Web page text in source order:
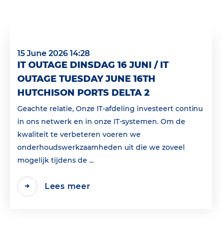
15 June 2026 14:28
IT OUTAGE DINSDAG 16 JUNI / IT
OUTAGE TUESDAY JUNE 16TH
HUTCHISON PORTS DELTA 2
Geachte relatie, Onze IT-afdeling investeert continu
in ons netwerk en in onze IT-systemen. Om de
kwaliteit te verbeteren voeren we
onderhoudswerkzaamheden uit die we zoveel
mogelijk tijdens de ...
Lees meer